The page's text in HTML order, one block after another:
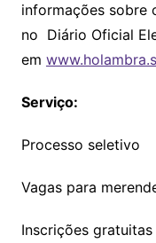
informações sobre
no Diário Oficial
em
Serviço:
Processo seletivo
Vagas para
Inscrições gratuitas